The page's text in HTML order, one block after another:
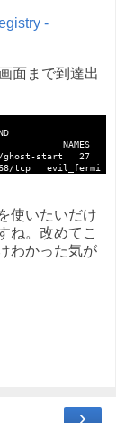
-
面まで到達出
NAMES
start 27
tcp evil_fermi
使いたいだけ
ね。改めてこ
わかった気が
›